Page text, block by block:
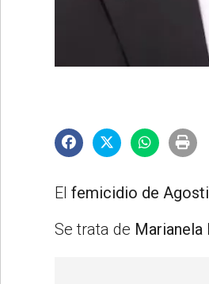
©2007/2026
El femicidio de
Se trata de Marianela